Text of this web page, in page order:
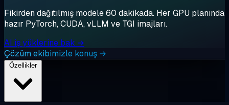
Fikirden dağıtılmış modele 60 dakikada. Her GPU planında
hazır PyTorch, CUDA, vLLM ve TGI imajları.
AI iş yüklerine bak →
Çözüm ekibimizle konuş →
Özellikler